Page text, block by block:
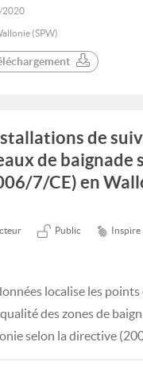
2020
(SPW)
de
de baignade
7/CE) en
Public Inspire
localise les points
des zones de
selon la directive